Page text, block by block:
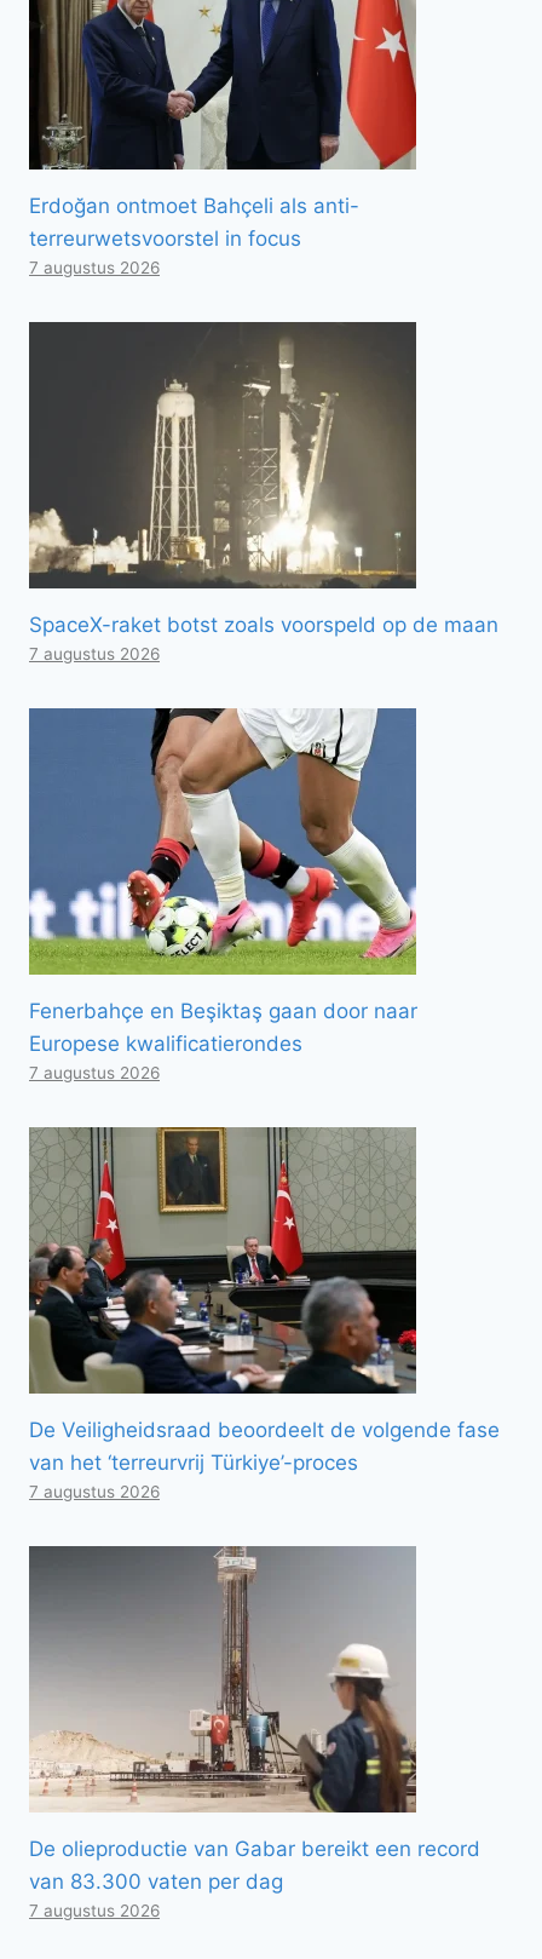
Erdoğan ontmoet Bahçeli als anti-
terreurwetsvoorstel in focus
7 augustus 2026
SpaceX-raket botst zoals voorspeld op de maan
7 augustus 2026
Fenerbahçe en Beşiktaş gaan door naar
Europese kwalificatierondes
7 augustus 2026
De Veiligheidsraad beoordeelt de volgende fase
van het ‘terreurvrij Türkiye’-proces
7 augustus 2026
De olieproductie van Gabar bereikt een record
van 83.300 vaten per dag
7 augustus 2026